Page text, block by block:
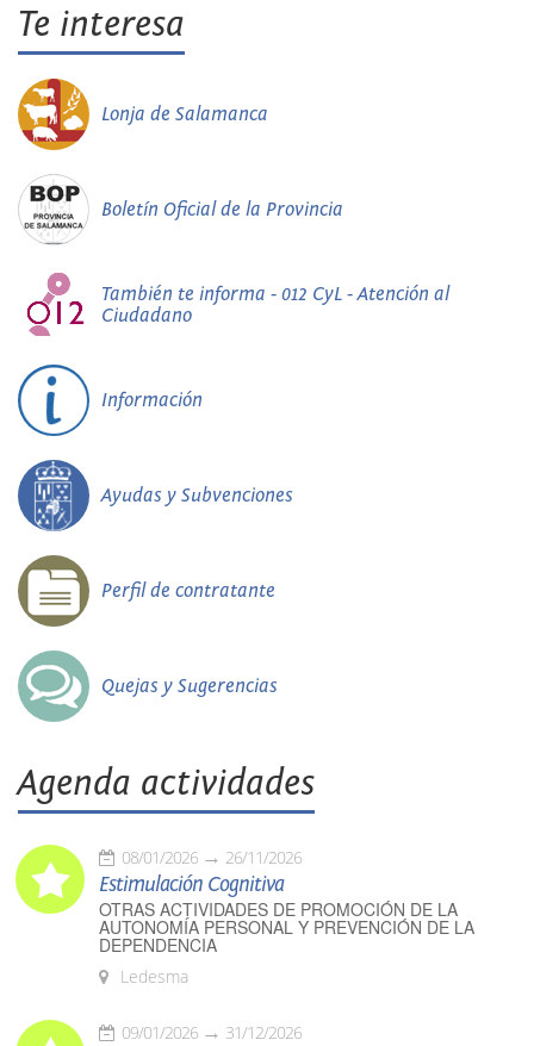
Te interesa
Lonja de Salamanca
Boletín Oficial de la Provincia
También te informa - 012 CyL - Atención al
Ciudadano
Información
Ayudas y Subvenciones
Perfil de contratante
Quejas y Sugerencias
Agenda actividades
08/01/2026 26/11/2026
Estimulación Cognitiva
OTRAS ACTIVIDADES DE PROMOCIÓN DE LA
AUTONOMÍA PERSONAL Y PREVENCIÓN DE LA
DEPENDENCIA
Ledesma
09/01/2026 31/12/2026